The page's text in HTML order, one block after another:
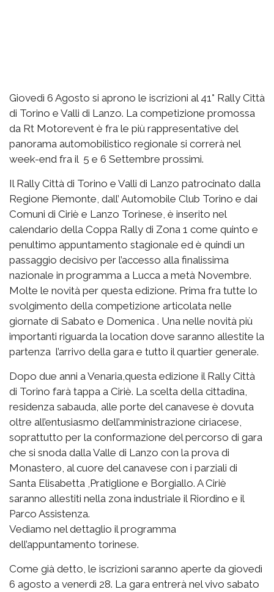
Giovedì 6 Agosto si aprono le iscrizioni al 41° Rally Città
di Torino e Valli di Lanzo. La competizione promossa
da Rt Motorevent è fra le più rappresentative del
panorama automobilistico regionale si correrà nel
week-end fra il 5 e 6 Settembre prossimi.
Il Rally Città di Torino e Valli di Lanzo patrocinato dalla
Regione Piemonte, dall’ Automobile Club Torino e dai
Comuni di Ciriè e Lanzo Torinese, è inserito nel
calendario della Coppa Rally di Zona 1 come quinto e
penultimo appuntamento stagionale ed è quindi un
passaggio decisivo per l’accesso alla finalissima
nazionale in programma a Lucca a metà Novembre.
Molte le novità per questa edizione. Prima fra tutte lo
svolgimento della competizione articolata nelle
giornate di Sabato e Domenica . Una nelle novità più
importanti riguarda la location dove saranno allestite la
partenza l’arrivo della gara e tutto il quartier generale.
Dopo due anni a Venaria,questa edizione il Rally Città
di Torino farà tappa a Ciriè. La scelta della cittadina,
residenza sabauda, alle porte del canavese è dovuta
oltre all’entusiasmo dell’amministrazione ciriacese,
soprattutto per la conformazione del percorso di gara
che si snoda dalla Valle di Lanzo con la prova di
Monastero, al cuore del canavese con i parziali di
Santa Elisabetta ,Pratiglione e Borgiallo. A Ciriè
saranno allestiti nella zona industriale il Riordino e il
Parco Assistenza.
Vediamo nel dettaglio il programma
dell’appuntamento torinese.
Come già detto, le iscrizioni saranno aperte da giovedì
6 agosto a venerdì 28. La gara entrerà nel vivo sabato